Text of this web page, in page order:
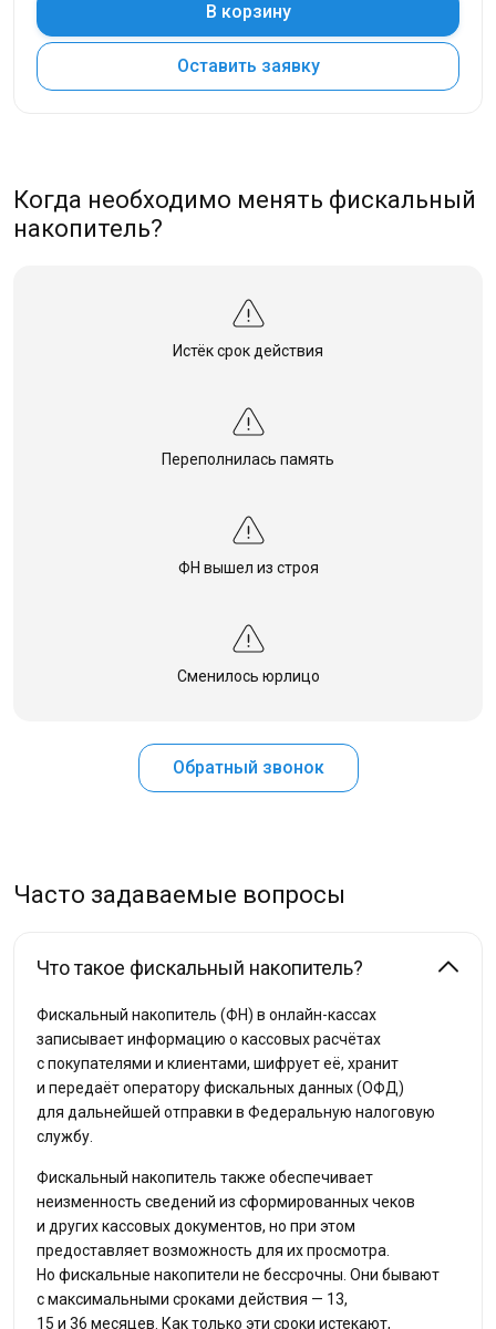
В корзину
Оставить заявку
Когда необходимо менять фискальный
накопитель?
Обратный звонок
Истёк срок действия
Переполнилась память
ФН вышел из строя
Сменилось юрлицо
Часто задаваемые вопросы
Что такое фискальный накопитель?
Фискальный накопитель (ФН) в онлайн-кассах
записывает информацию о кассовых расчётах
с покупателями и клиентами, шифрует её, хранит
и передаёт оператору фискальных данных (ОФД)
для дальнейшей отправки в Федеральную налоговую
службу.
Фискальный накопитель также обеспечивает
неизменность сведений из сформированных чеков
и других кассовых документов, но при этом
предоставляет возможность для их просмотра.
Но фискальные накопители не бессрочны. Они бывают
с максимальными сроками действия — 13,
15 и 36 месяцев. Как только эти сроки истекают,